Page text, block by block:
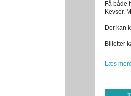
Få både
Kevser,
Der kan
Billetter
Læs